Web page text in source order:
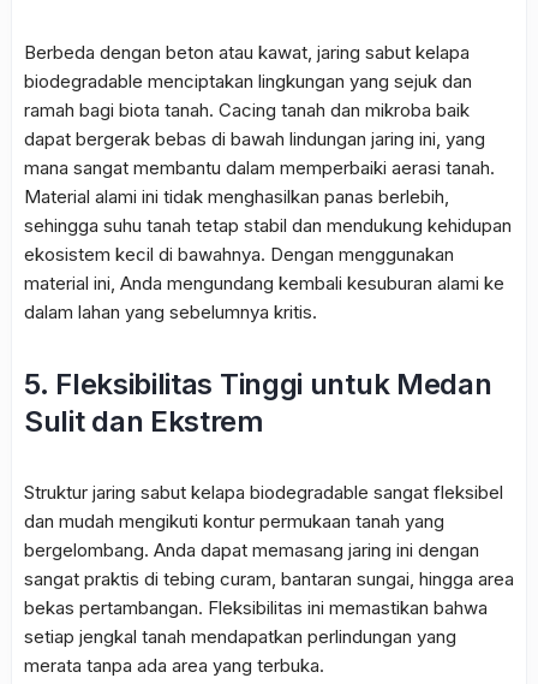
Berbeda dengan beton atau kawat, jaring sabut kelapa
biodegradable menciptakan lingkungan yang sejuk dan
ramah bagi biota tanah. Cacing tanah dan mikroba baik
dapat bergerak bebas di bawah lindungan jaring ini, yang
mana sangat membantu dalam memperbaiki aerasi tanah.
Material alami ini tidak menghasilkan panas berlebih,
sehingga suhu tanah tetap stabil dan mendukung kehidupan
ekosistem kecil di bawahnya. Dengan menggunakan
material ini, Anda mengundang kembali kesuburan alami ke
dalam lahan yang sebelumnya kritis.
5. Fleksibilitas Tinggi untuk Medan
Sulit dan Ekstrem
Struktur jaring sabut kelapa biodegradable sangat fleksibel
dan mudah mengikuti kontur permukaan tanah yang
bergelombang. Anda dapat memasang jaring ini dengan
sangat praktis di tebing curam, bantaran sungai, hingga area
bekas pertambangan. Fleksibilitas ini memastikan bahwa
setiap jengkal tanah mendapatkan perlindungan yang
merata tanpa ada area yang terbuka.